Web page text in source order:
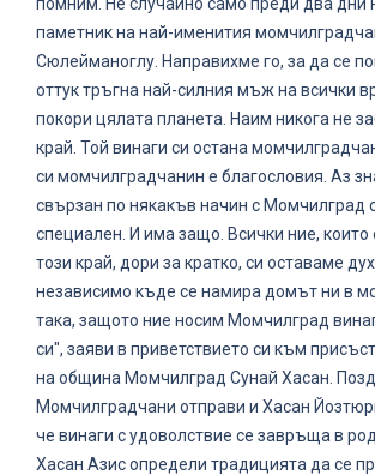
паметник на най-именития
Сюлейманоглу. Направихме го, за да се
оттук тръгна най-силния мъж на всички
покори цялата планета. Наим никога не
край. Той винаги си остана
си момчилградчанин е благословия. Аз
свързан по някакъв начин с Момчилград
специален. И има защо. Всички ние,
този край, дори за кратко, си оставаме
независимо къде се намира домът ни в
така, защото ние носим Момчилград
си", заяви в приветствието си към
на община Момчилград Сунай Хасан.
Момчилградчани отправи и Хасан
че винаги с удоволствие се завръща в
Хасан Азис определи традицията да се